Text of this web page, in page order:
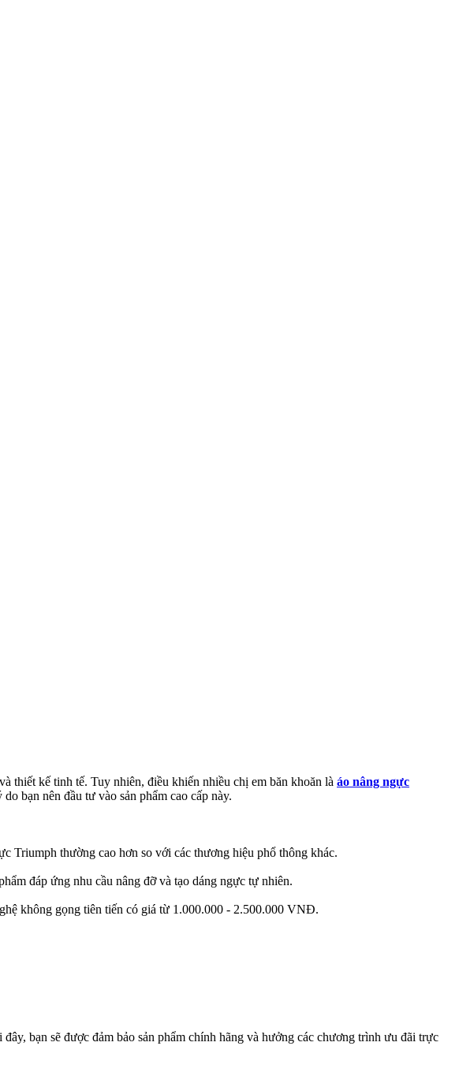
thiết kế tinh tế. Tuy nhiên, điều khiến nhiều chị em băn khoăn là áo nâng ngực
bạn nên đầu tư vào sản phẩm cao cấp này.
Triumph thường cao hơn so với các thương hiệu phổ thông khác.
đáp ứng nhu cầu nâng đỡ và tạo dáng ngực tự nhiên.
không gọng tiên tiến có giá từ 1.000.000 - 2.500.000 VNĐ.
bạn sẽ được đảm bảo sản phẩm chính hãng và hưởng các chương trình ưu đãi trực